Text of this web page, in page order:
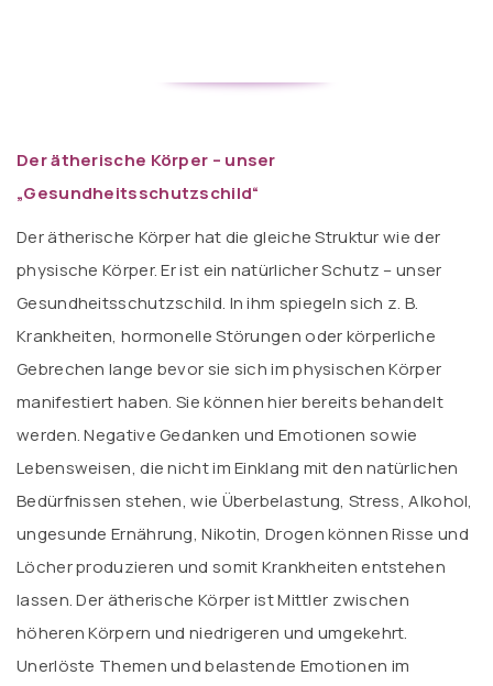
Der ätherische Körper – unser
„Gesundheitsschutzschild“
Der ätherische Körper hat die gleiche Struktur wie der
physische Körper. Er ist ein natürlicher Schutz – unser
Gesundheitsschutzschild. In ihm spiegeln sich z. B.
Krankheiten, hormonelle Störungen oder körperliche
Gebrechen lange bevor sie sich im physischen Körper
manifestiert haben. Sie können hier bereits behandelt
werden. Negative Gedanken und Emotionen sowie
Lebensweisen, die nicht im Einklang mit den natürlichen
Bedürfnissen stehen, wie Überbelastung, Stress, Alkohol,
ungesunde Ernährung, Nikotin, Drogen können Risse und
Löcher produzieren und somit Krankheiten entstehen
lassen. Der ätherische Körper ist Mittler zwischen
höheren Körpern und niedrigeren und umgekehrt.
Unerlöste Themen und belastende Emotionen im